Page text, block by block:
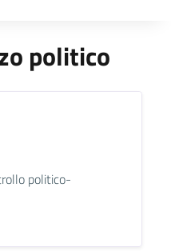
politico
politico-